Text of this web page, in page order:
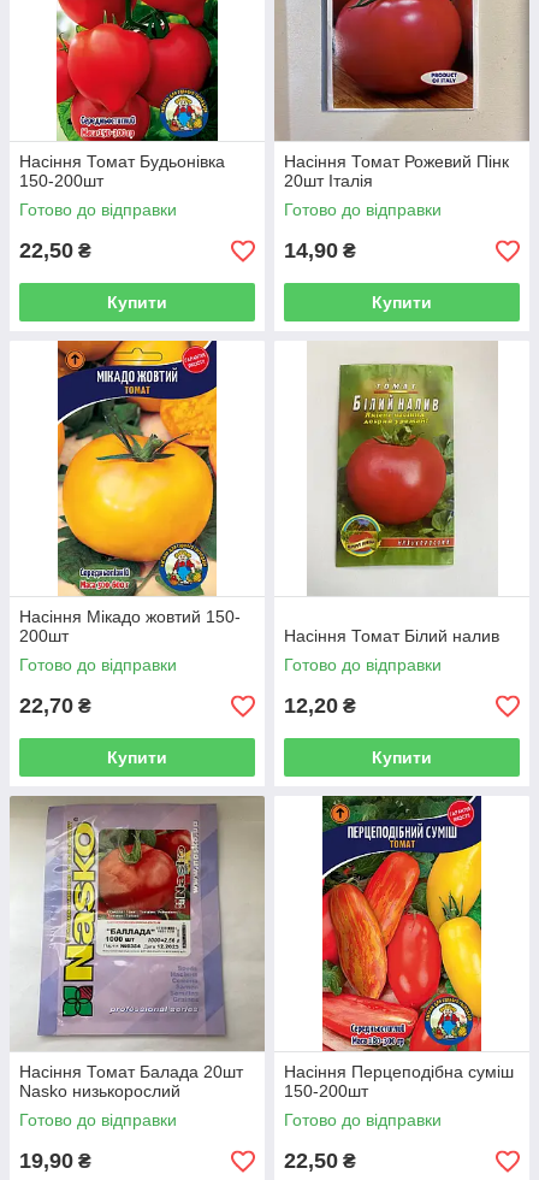
Насіння Томат Будьонівка
150-200шт
Готово до відправки
22,50 ₴
Купити
Насіння Томат Рожевий Пінк
20шт Італія
Готово до відправки
14,90 ₴
Купити
Насіння Мікадо жовтий 150-
200шт
Готово до відправки
22,70 ₴
Купити
Насіння Томат Білий налив
Готово до відправки
12,20 ₴
Купити
Насіння Томат Балада 20шт
Nasko низькорослий
Готово до відправки
19,90 ₴
Насіння Перцеподібна суміш
150-200шт
Готово до відправки
22,50 ₴